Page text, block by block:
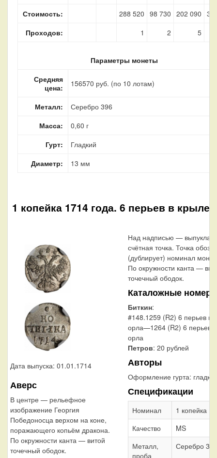
Стоимость:
288 520 98 730 202 090 34
Проходов:
1 2 5
Параметры монеты
Средняя
цена:
156570 руб. (по 10 лотам)
Металл:
Серебро 396
Масса:
0,60 г
Гурт:
Гладкий
Диаметр:
13 мм
1 копейка 1714 года. 6 перьев в крыле
Дата выпуска: 01.01.1714
Аверс
В центре — рельефное
изображение Георгия
Победоносца верхом на коне,
поражающего копьём дракона.
По окружности канта — витой
точечный ободок.
Над надписью — выпуклая
счётная точка. Точка
(дублирует) номинал
По окружности канта —
точечный ободок.
Каталожные номера
Биткин:
#148.1259 (R2) 6 перьев в
орла—1264 (R2) 6 перьев
орла
Петров: 20 рублей
Авторы
Оформление гурта:
Спецификации
Номинал
1 копейка
Качество
MS
Металл,
проба
Серебро 396